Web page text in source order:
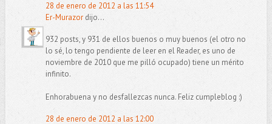
28 de enero de 2012 a las 11:54
Er-Murazordijo...
932 posts, y 931 de ellos buenos o muy buenos (el otro no
lo sé, lo tengo pendiente de leer en el Reader, es uno de
noviembre de 2010 que me pilló ocupado) tiene un mérito
infinito.
Enhorabuena y no desfallezcas nunca. Feliz cumpleblog :)
28 de enero de 2012 a las 12:00